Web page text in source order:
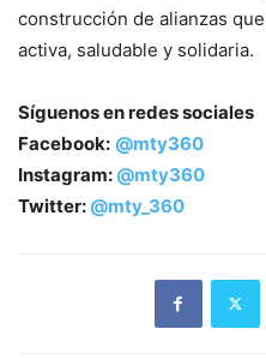
construcción de alianzas
activa, saludable y solidaria.
Síguenos en redes sociales
Facebook: @mty360
Instagram: @mty360
Twitter: @mty_360